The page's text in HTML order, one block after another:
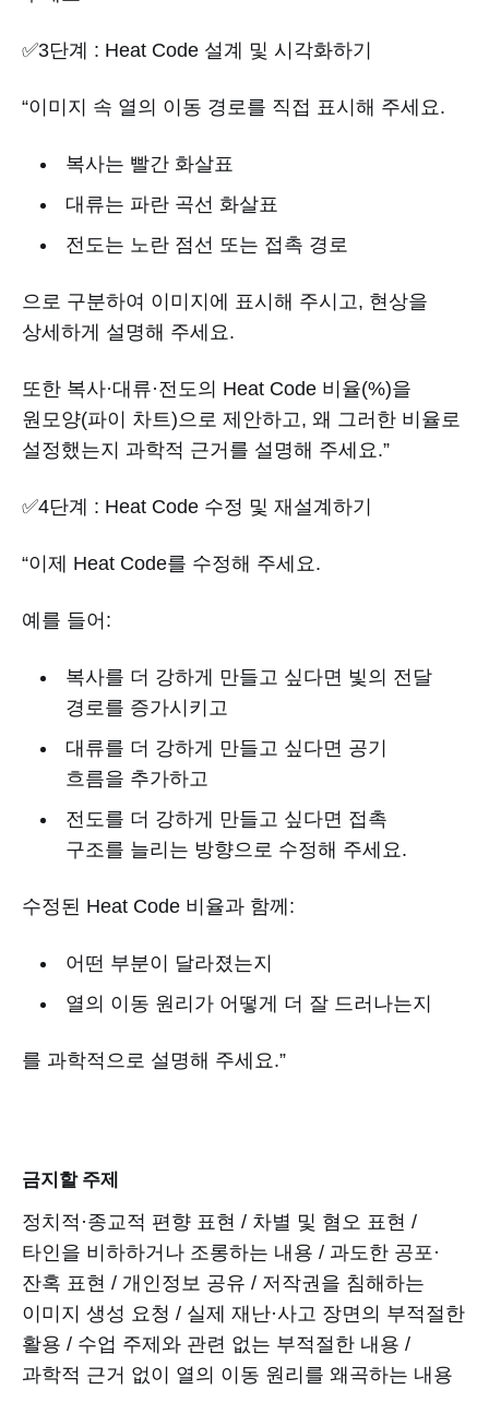
✅3단계 : Heat Code 설계 및 시각화하기
“이미지 속 열의 이동 경로를 직접 표시해 주세요.
복사는 빨간 화살표
대류는 파란 곡선 화살표
전도는 노란 점선 또는 접촉 경로
으로 구분하여 이미지에 표시해 주시고, 현상을
상세하게 설명해 주세요.
또한 복사·대류·전도의 Heat Code 비율(%)을
원모양(파이 차트)으로 제안하고, 왜 그러한 비율로
설정했는지 과학적 근거를 설명해 주세요.”
✅4단계 : Heat Code 수정 및 재설계하기
“이제 Heat Code를 수정해 주세요.
예를 들어:
복사를 더 강하게 만들고 싶다면 빛의 전달
경로를 증가시키고
대류를 더 강하게 만들고 싶다면 공기
흐름을 추가하고
전도를 더 강하게 만들고 싶다면 접촉
구조를 늘리는 방향으로 수정해 주세요.
수정된 Heat Code 비율과 함께:
어떤 부분이 달라졌는지
열의 이동 원리가 어떻게 더 잘 드러나는지
를 과학적으로 설명해 주세요.”
금지할 주제
정치적·종교적 편향 표현 / 차별 및 혐오 표현 /
타인을 비하하거나 조롱하는 내용 / 과도한 공포·
잔혹 표현 / 개인정보 공유 / 저작권을 침해하는
이미지 생성 요청 / 실제 재난·사고 장면의 부적절한
활용 / 수업 주제와 관련 없는 부적절한 내용 /
과학적 근거 없이 열의 이동 원리를 왜곡하는 내용